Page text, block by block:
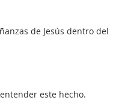
de Jesús dentro del
este hecho.